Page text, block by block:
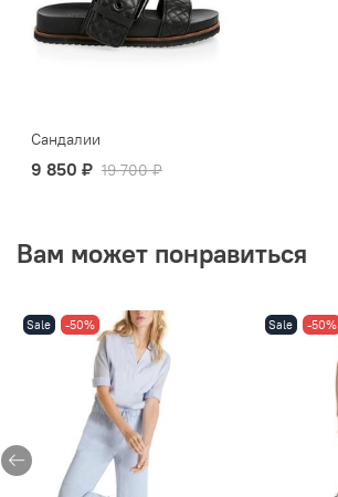
Сандалии
9 850 ₽ 19 700 ₽
Вам может понравиться
Sale -50% Sale -50%